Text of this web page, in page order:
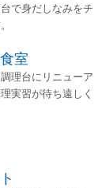
で身だしなみをチ
室
理台にリニューア
実習が待ち遠しく